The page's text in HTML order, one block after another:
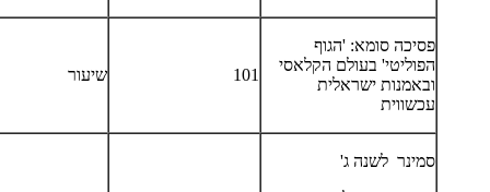
פסיכה סומא: 'הגוף
הפוליטי' בעולם הקלאסי
ובאמנות ישראלית
עכשווית
101 שיעור
סמינר לשנה ג'